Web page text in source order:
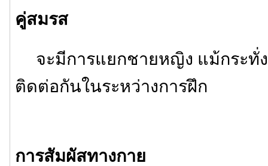
คู่สมรส
จะมีการแยกชายหญิง แม้กระทั่
ติดต่อกันในระหว่างการฝึก
การสัมผัสทางกาย